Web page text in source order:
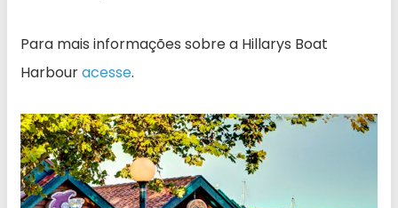
Para mais informações sobre a Hillarys Boat
Harbouracesse.